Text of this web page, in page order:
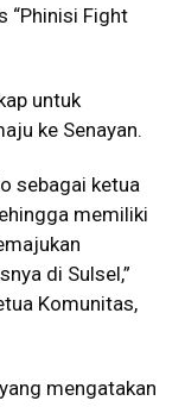
“Phinisi Fight
untuk
ke Senayan.
sebagai ketua
memiliki
di Sulsel,”
Komunitas,
mengatakan